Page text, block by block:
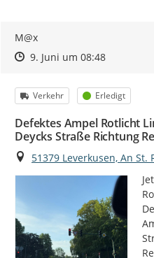
M@x
Zeitpunkt des Erstellens
Zeitpunkt des Erstellens
9. Juni um 08:48Zur
Kategorie
Verkehr Status
Erledigt
Defektes Ampel Rotlicht
Deycks Straße Richtung
Ort
51379 Leverkusen, An St.